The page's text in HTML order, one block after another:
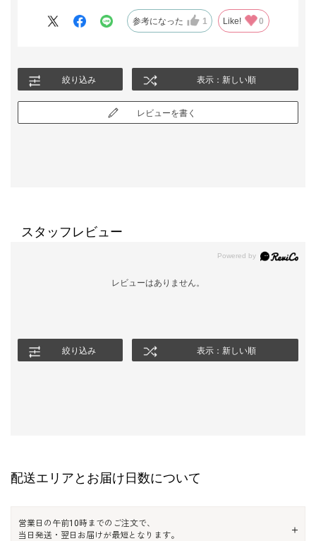
参考になった 1 Like! 0
絞り込み 表示：新しい順
レビューを書く
スタッフレビュー
レビューはありません。
絞り込み 表示：新しい順
配送エリアとお届け日数について
営業日の午前10時までのご注文で、
当日発送・翌日お届けが最短となります。